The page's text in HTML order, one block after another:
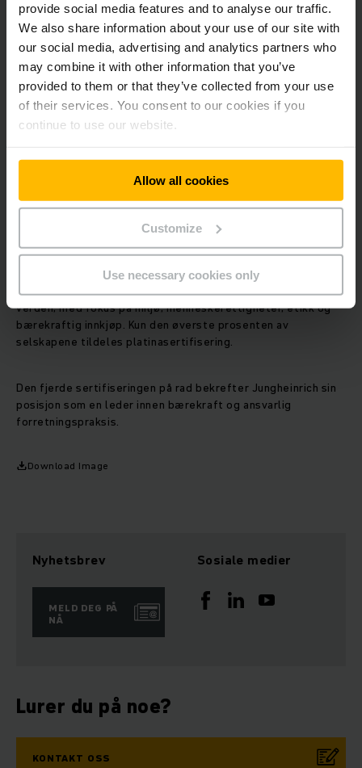
provide social media features and to analyse our traffic.
We also share information about your use of our site with
our social media, advertising and analytics partners who
may combine it with other information that you’ve
provided to them or that they’ve collected from your use
of their services. You consent to our cookies if you
continue to use our website.
Allow all cookies
Customize
Use necessary cookies only
Som første aktør i internlogistikken har Jungheinrich blitt
medlem av "Initiative for Responsible Mining Assurance
(IRMA)". Dette globale initiativet jobber for mer miljøvennlig
gruvedrift.
Gjennom sitt medlemskap i IRMA ønsker Jungheinrich å
fremme bærekraftig utvinning av litium, en nøkkelressurs i
selskapets satsing på ansvarlig bruk av ressurser og
EcoVadis: Global ledelse innen
bærekraftvurdering
EcoVadis vurderer bærekraftarbeidet til selskaper over hele
verden, med fokus på miljø, menneskerettigheter, etikk og
bærekraftig innkjøp. Kun den øverste prosenten av
selskapene tildeles platinasertifisering.
Den fjerde sertifiseringen på rad bekrefter Jungheinrich sin
posisjon som en leder innen bærekraft og ansvarlig
forretningspraksis.
Download Image
Nyhetsbrev
MELD DEG PÅ
NÅ
Sosiale medier
Lurer du på noe?
KONTAKT OSS